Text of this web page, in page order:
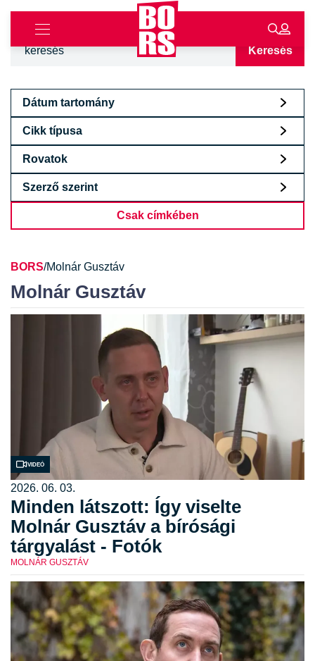
Keresés
Dátum tartomány
Cikk típusa
Rovatok
Szerző szerint
Csak címkében
BORS/Molnár Gusztáv
Molnár Gusztáv
Videó
2026. 06. 03.
Minden látszott: Így viselte
Molnár Gusztáv a bírósági
tárgyalást - Fotók
MOLNÁR GUSZTÁV